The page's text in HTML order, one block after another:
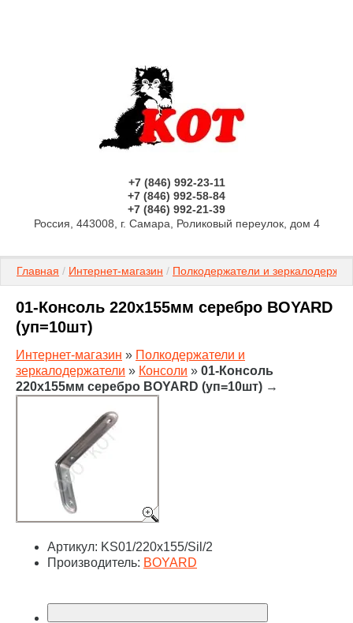
+7 (846) 992-23-11
+7 (846) 992-58-84
+7 (846) 992-21-39
Россия, 443008, г. Самара, Роликовый переулок, дом 4
Главная / Интернет-магазин / Полкодержатели и
01-Консоль 220х155мм серебро BOYARD
(уп=10шт)
Интернет-магазин » Полкодержатели и
зеркалодержатели » Консоли » 01-Консоль
220х155мм серебро BOYARD (уп=10шт) →
Артикул: KS01/220x155/Sil/2
Производитель: BOYARD